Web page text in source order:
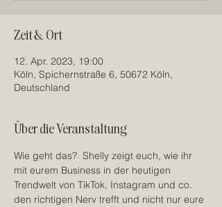
Zeit & Ort
12. Apr. 2023, 19:00
Köln, Spichernstraße 6, 50672 Köln,
Deutschland
Über die Veranstaltung
Wie geht das?  Shelly zeigt euch, wie ihr
mit eurem Business in der heutigen
Trendwelt von TikTok, Instagram und co.
den richtigen Nerv trefft und nicht nur eure